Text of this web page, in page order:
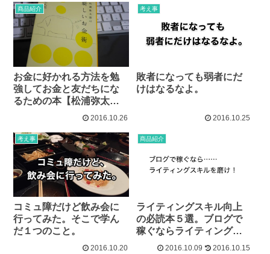
商品紹介
お金に好かれる方法を勉
強してお金と友だちにな
るための本【松浦弥太郎
の新しいお金術】
2016.10.26
考え事
敗者になっても弱者にだ
けはなるなよ。
2016.10.25
考え事
コミュ障だけど飲み会に
行ってみた。そこで学ん
だ１つのこと。
2016.10.20
商品紹介
ライティングスキル向上
の必読本５選。ブログで
稼ぐならライティングを
磨け！
2016.10.09 2016.10.15